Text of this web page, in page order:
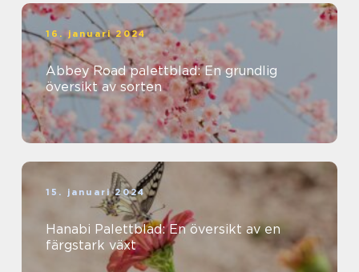
16. januari 2024
Abbey Road palettblad: En grundlig
översikt av sorten
15. januari 2024
Hanabi Palettblad: En översikt av en
färgstark växt